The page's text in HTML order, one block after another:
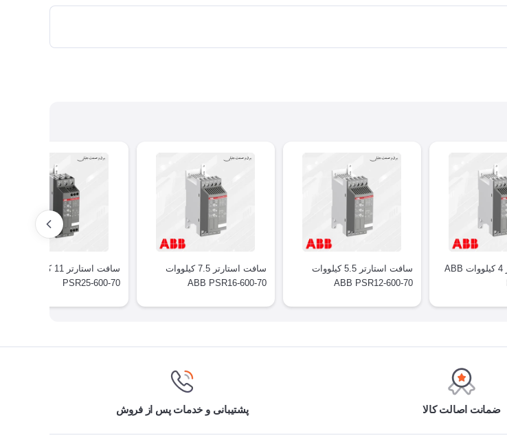
سافت استارتر 4 کیلووات ABB
سافت استارتر 5.5 کیلووات
ABB PSR12-600-70
سافت استارتر 7.5 کیلووات
ABB PSR16-600-70
PSR25-600-70
ضمانت اصالت کالا پشتیبانی و خدمات پس از فروش